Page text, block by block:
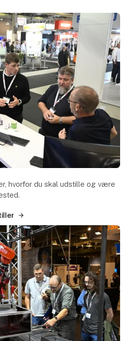
hvorfor du skal udstille og være